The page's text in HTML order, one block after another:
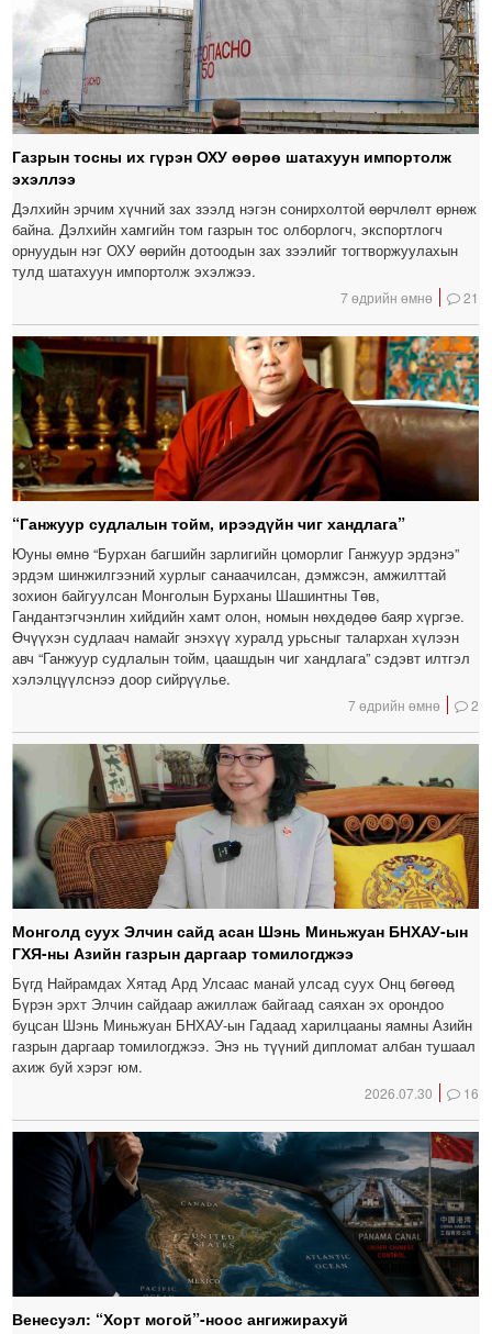
Газрын тосны их гүрэн ОХУ өөрөө шатахуун импортолж
эхэллээ
Дэлхийн эрчим хүчний зах зээлд нэгэн сонирхолтой өөрчлөлт өрнөж
байна. Дэлхийн хамгийн том газрын тос олборлогч, экспортлогч
орнуудын нэг ОХУ өөрийн дотоодын зах зээлийг тогтворжуулахын
тулд шатахуун импортолж эхэлжээ.
7 өдрийн өмнө 21
“Ганжуур судлалын тойм, ирээдүйн чиг хандлага”
Юуны өмнө “Бурхан багшийн зарлигийн цоморлиг Ганжуур эрдэнэ”
эрдэм шинжилгээний хурлыг санаачилсан, дэмжсэн, амжилттай
зохион байгуулсан Монголын Бурханы Шашинтны Төв,
Гандантэгчэнлин хийдийн хамт олон, номын нөхдөдөө баяр хүргэе.
Өчүүхэн судлаач намайг энэхүү хуралд урьсныг талархан хүлээн
авч “Ганжуур судлалын тойм, цаашдын чиг хандлага” сэдэвт илтгэл
хэлэлцүүлснээ доор сийрүүлье.
7 өдрийн өмнө 2
Монголд суух Элчин сайд асан Шэнь Миньжуан БНХАУ-ын
ГХЯ-ны Азийн газрын даргаар томилогджээ
Бүгд Найрамдах Хятад Ард Улсаас манай улсад суух Онц бөгөөд
Бүрэн эрхт Элчин сайдаар ажиллаж байгаад саяхан эх орондоо
буцсан Шэнь Миньжуан БНХАУ-ын Гадаад харилцааны яамны Азийн
газрын даргаар томилогджээ. Энэ нь түүний дипломат албан тушаал
ахиж буй хэрэг юм.
2026.07.30 16
Венесуэл: “Хорт могой”-ноос ангижирахуй